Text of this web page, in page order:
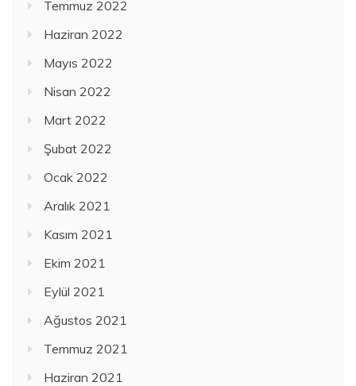
Temmuz 2022
Haziran 2022
Mayıs 2022
Nisan 2022
Mart 2022
Şubat 2022
Ocak 2022
Aralık 2021
Kasım 2021
Ekim 2021
Eylül 2021
Ağustos 2021
Temmuz 2021
Haziran 2021